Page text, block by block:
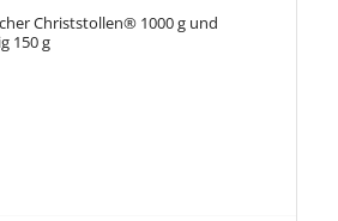
Christstollen® 1000 g und
150 g